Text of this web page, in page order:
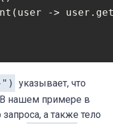
->
указывает, что
В нашем примере в
а также тело